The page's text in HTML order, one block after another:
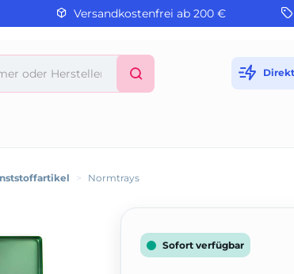
Versandkostenfrei ab 200 €
> Normtrays
Sofort verfügbar